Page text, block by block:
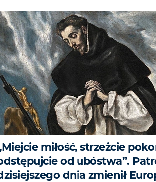
miłość, strzeżcie
od ubóstwa”.
dnia zmienił